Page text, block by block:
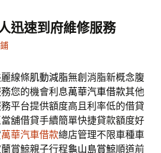
迅速到府維修服務
線條肌動減脂無創消脂新概念腹
您的機會利息萬華汽車借款其他
平台提供額度高且利率低的借貸
舖借貸手續簡單快捷貸款額度好
萬華汽車借款總店管理不限車種車
賞鯨親子行程龜山島賞鯨順道前